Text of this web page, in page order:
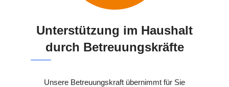
Unterstützung im Haushalt
durch Betreuungskräfte
Unsere Betreuungskraft übernimmt für Sie